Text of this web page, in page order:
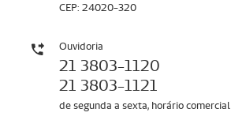
CEP: 24020-320
Ouvidoria
21 3803-1120
21 3803-1121
de segunda a sexta, horário comercial